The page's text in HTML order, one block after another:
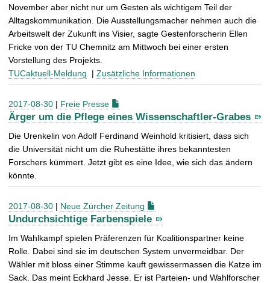
November aber nicht nur um Gesten als wichtigem Teil der
Alltagskommunikation. Die Ausstellungsmacher nehmen auch die
Arbeitswelt der Zukunft ins Visier, sagte Gestenforscherin Ellen
Fricke von der TU Chemnitz am Mittwoch bei einer ersten
Vorstellung des Projekts.
TUCaktuell-Meldung | Zusätzliche Informationen
2017-08-30 | Freie Presse
Ärger um die Pflege eines Wissenschaftler-Grabes
Die Urenkelin von Adolf Ferdinand Weinhold kritisiert, dass sich
die Universität nicht um die Ruhestätte ihres bekanntesten
Forschers kümmert. Jetzt gibt es eine Idee, wie sich das ändern
könnte.
2017-08-30 | Neue Zürcher Zeitung
Undurchsichtige Farbenspiele
Im Wahlkampf spielen Präferenzen für Koalitionspartner keine
Rolle. Dabei sind sie im deutschen System unvermeidbar. Der
Wähler mit bloss einer Stimme kauft gewissermassen die Katze im
Sack. Das meint Eckhard Jesse. Er ist Parteien- und Wahlforscher